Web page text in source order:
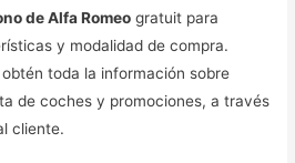
de Alfa Romeo gratuit para
y modalidad de compra.
toda la información sobre
de coches y promociones, a través
cliente.